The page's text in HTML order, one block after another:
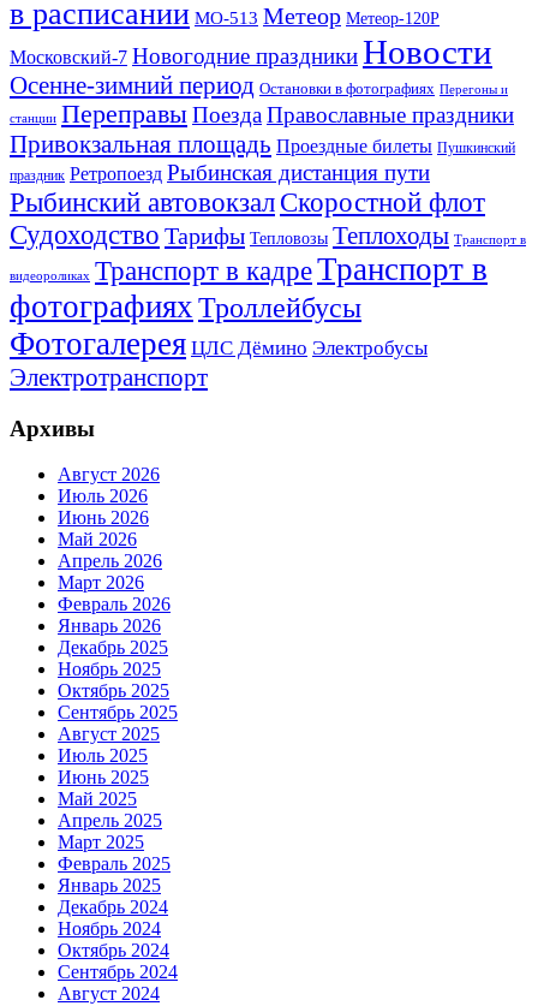
в расписании МО-513 Метеор Метеор-120Р
Московский-7 Новогодние праздникиНовости
Осенне-зимний период Остановки в фотографиях Перегоны и
станции ПереправыПоездаПравославные праздники
Привокзальная площадь Проездные билеты Пушкинский
праздник Ретропоезд Рыбинская дистанция пути
Рыбинский автовокзал Скоростной флот
Судоходство Тарифы Тепловозы Теплоходы Транспорт в
видеороликах Транспорт в кадреТранспорт в
фотографияхТроллейбусы
Фотогалерея ЦЛС Дёмино Электробусы
Электротранспорт
Архивы
Август 2026
Июль 2026
Июнь 2026
Май 2026
Апрель 2026
Март 2026
Февраль 2026
Январь 2026
Декабрь 2025
Ноябрь 2025
Октябрь 2025
Сентябрь 2025
Август 2025
Июль 2025
Июнь 2025
Май 2025
Апрель 2025
Март 2025
Февраль 2025
Январь 2025
Декабрь 2024
Ноябрь 2024
Октябрь 2024
Сентябрь 2024
Август 2024